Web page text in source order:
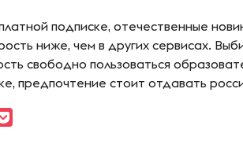
подписке, отечественные
ниже, чем в других сервисах.
свободно пользоваться
предпочтение стоит отдавать